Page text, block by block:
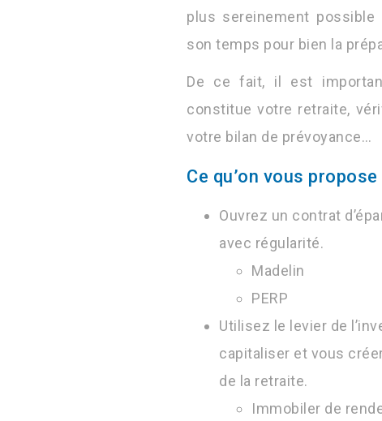
plus sereinement
son temps pour bien la
De ce fait, il est
constitue votre retraite,
votre bilan de prévoyance…
Ce qu’on vous propose
Ouvrez un contrat
avec régularité.
Madelin
PERP
Utilisez le levier de
capitaliser et vous
de la retraite.
Immobiler de